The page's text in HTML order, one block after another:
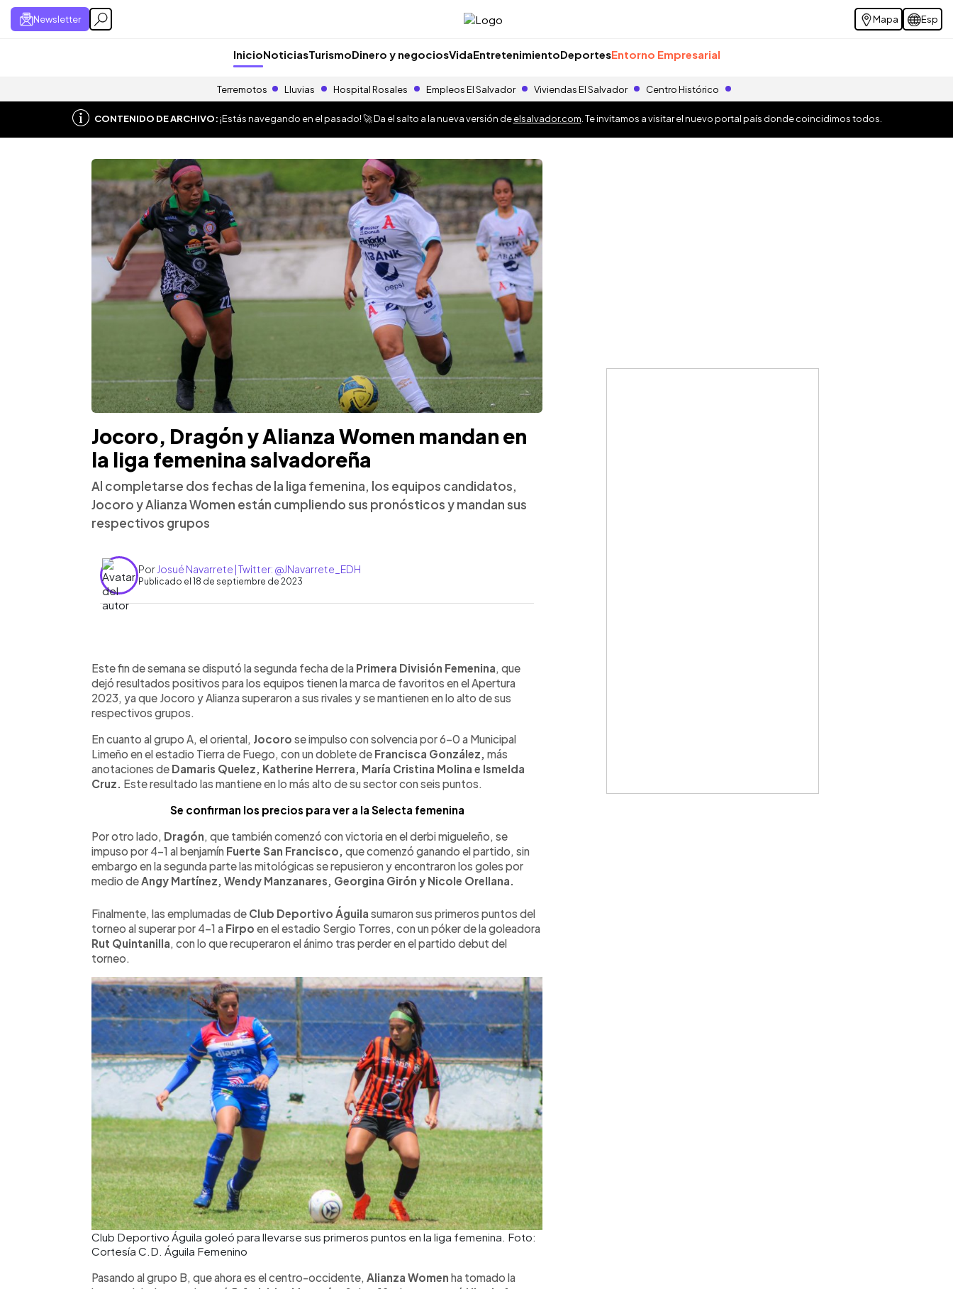
Newsletter Mapa Esp
InicioNoticiasTurismoDinero y negociosVidaEntretenimientoDeportesEntorno Empresarial
Terremotos Lluvias Hospital Rosales Empleos El Salvador Viviendas El Salvador Centro Histórico
CONTENIDO DE ARCHIVO:¡Estás navegando en el pasado! 🚀 Da el salto a la nueva versión deelsalvador.com . Te invitamos a visitar el nuevo portal país donde coincidimos todos.
Jocoro, Dragón y Alianza Women mandan en
la liga femenina salvadoreña
Al completarse dos fechas de la liga femenina, los equipos candidatos,
Jocoro y Alianza Women están cumpliendo sus pronósticos y mandan sus
respectivos grupos
Por Josué Navarrete | Twitter: @JNavarrete_EDH
Publicado el 18 de septiembre de 2023
► Escuchar artículo
Este fin de semana se disputó la segunda fecha de la Primera División Femenina , que
dejó resultados positivos para los equipos tienen la marca de favoritos en el Apertura
2023, ya que Jocoro y Alianza superaron a sus rivales y se mantienen en lo alto de sus
respectivos grupos.
En cuanto al grupo A, el oriental, Jocoro se impulso con solvencia por 6-0 a Municipal
Limeño en el estadio Tierra de Fuego, con un doblete de Francisca González, más
anotaciones de Damaris Quelez, Katherine Herrera, María Cristina Molina e Ismelda
Cruz. Este resultado las mantiene en lo más alto de su sector con seis puntos.
Se confirman los precios para ver a la Selecta femenina
Por otro lado, Dragón , que también comenzó con victoria en el derbi migueleño, se
impuso por 4-1 al benjamín Fuerte San Francisco, que comenzó ganando el partido, sin
embargo en la segunda parte las mitológicas se repusieron y encontraron los goles por
medio de Angy Martínez, Wendy Manzanares, Georgina Girón y Nicole Orellana.
Finalmente, las emplumadas de Club Deportivo Águila sumaron sus primeros puntos del
torneo al superar por 4-1 a Firpo en el estadio Sergio Torres, con un póker de la goleadora
Rut Quintanilla , con lo que recuperaron el ánimo tras perder en el partido debut del
torneo.
Club Deportivo Águila goleó para llevarse sus primeros puntos en la liga femenina. Foto:
Cortesía C.D. Águila Femenino
Pasando al grupo B, que ahora es el centro-occidente, Alianza Women ha tomado la